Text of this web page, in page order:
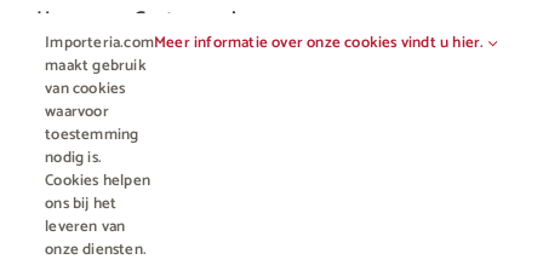
Horeca en Gastronomie
Vakhandel
Importeria.com
maakt gebruik
van cookies
waarvoor
toestemming
nodig is.
Cookies helpen
ons bij het
leveren van
onze diensten.
Meer informatie over onze cookies vindt u hier.